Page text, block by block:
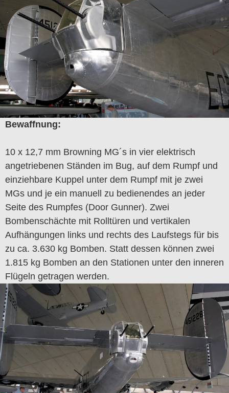
Bewaffnung:
10 x 12,7 mm Browning MG´s in vier elektrisch
angetriebenen Ständen im Bug, auf dem Rumpf und
einziehbare Kuppel unter dem Rumpf mit je zwei
MGs und je ein manuell zu bedienendes an jeder
Seite des Rumpfes (Door Gunner). Zwei
Bombenschächte mit Rolltüren und vertikalen
Aufhängungen links und rechts des Laufstegs für bis
zu ca. 3.630 kg Bomben. Statt dessen können zwei
1.815 kg Bomben an den Stationen unter den inneren
Flügeln getragen werden.